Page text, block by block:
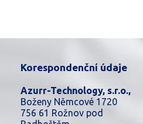
Korespondenční údaje
Azurr-Technology, s.r.o.,
Boženy Němcové 1720
756 61 Rožnov pod